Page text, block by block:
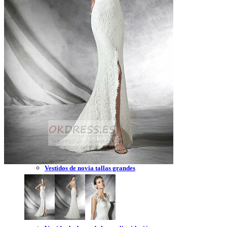
Vestidos de novia 2023
Vestidos de novia sin tirantes
Vestidos de novia encaje
Vestidos de novia corte princesa
Vestidos de novia sencillo
Vestidos de novia corte sirena
Vestidos de novia corto
Vestidos de novia espalda descubierta
Vestidos de novia tallas grandes
Vestidos de novia blanco
Vestidos de dama de honor